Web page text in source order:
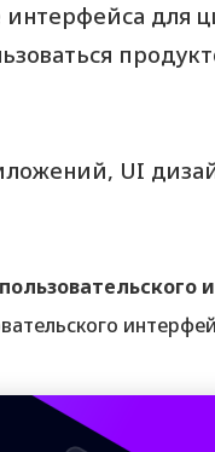
интерфейса для
UI